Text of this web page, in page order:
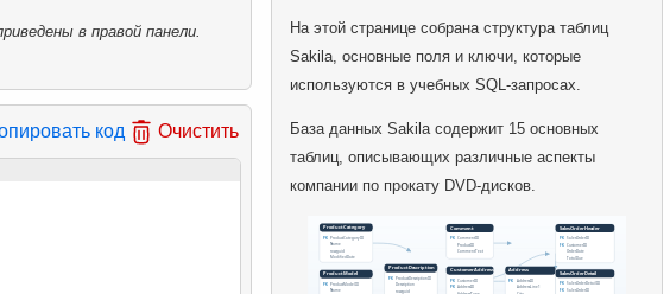
в правой панели.
код Очистить
На этой странице собрана структура таблиц
Sakila, основные поля и ключи, которые
используются в учебных SQL-запросах.
База данных Sakila содержит 15 основных
таблиц, описывающих различные аспекты
компании по прокату DVD-дисков.